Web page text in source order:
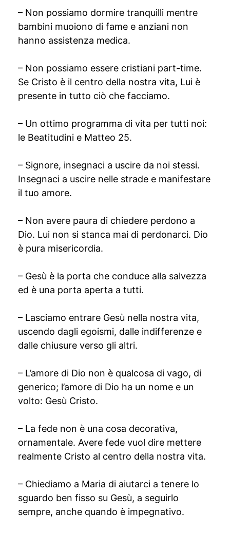
– Non possiamo dormire tranquilli mentre
bambini muoiono di fame e anziani non
hanno assistenza medica.
– Non possiamo essere cristiani part-time.
Se Cristo è il centro della nostra vita, Lui è
presente in tutto ciò che facciamo.
– Un ottimo programma di vita per tutti noi:
le Beatitudini e Matteo 25.
– Signore, insegnaci a uscire da noi stessi.
Insegnaci a uscire nelle strade e manifestare
il tuo amore.
– Non avere paura di chiedere perdono a
Dio. Lui non si stanca mai di perdonarci. Dio
è pura misericordia.
– Gesù è la porta che conduce alla salvezza
ed è una porta aperta a tutti.
– Lasciamo entrare Gesù nella nostra vita,
uscendo dagli egoismi, dalle indifferenze e
dalle chiusure verso gli altri.
– L’amore di Dio non è qualcosa di vago, di
generico; l’amore di Dio ha un nome e un
volto: Gesù Cristo.
– La fede non è una cosa decorativa,
ornamentale. Avere fede vuol dire mettere
realmente Cristo al centro della nostra vita.
– Chiediamo a Maria di aiutarci a tenere lo
sguardo ben fisso su Gesù, a seguirlo
sempre, anche quando è impegnativo.